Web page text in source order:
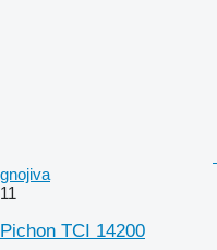
gnojiva
11
Pichon TCI 14200